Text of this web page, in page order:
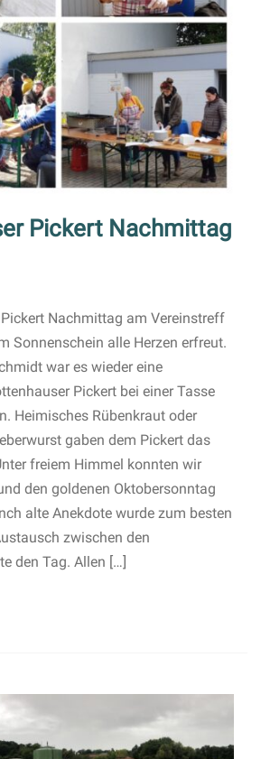
Pickert Nachmittag
Nachmittag am Vereinstreff
Sonnenschein alle Herzen erfreut.
war es wieder eine
Pickert bei einer Tasse
Heimisches Rübenkraut oder
gaben dem Pickert das
freiem Himmel konnten wir
den goldenen Oktobersonntag
alte Anekdote wurde zum besten
zwischen den
den Tag. Allen […]